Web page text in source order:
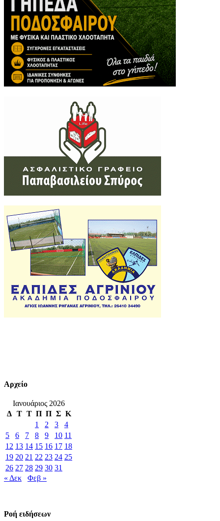
Αρχείο
Ιανουάριος 2026
Δ Τ Τ Π Π Σ Κ
1
2 3
4
5
6 7 8 9 10 11
12 13 14 15 16 17 18
19 20 21 22 23 24 25
26 27 28 29 30 31
« Δεκ
Φεβ »
Ροή ειδήσεων